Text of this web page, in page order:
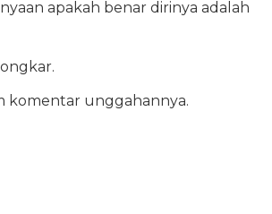
apakah benar dirinya adalah
unggahannya.